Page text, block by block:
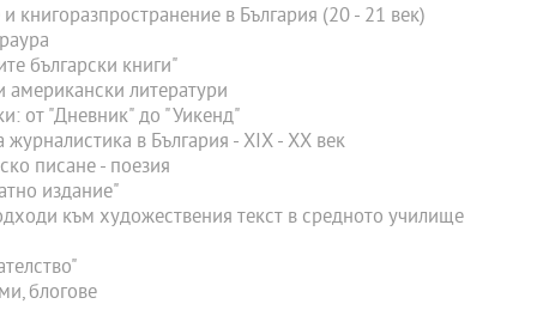
книгоразпространение в България (20 - 21 век)
български книги"
литератури
от "Дневник" до "Уикенд"
в България - XIX - XX век
писане - поезия
издание"
към художествения текст в средното училище
блогове